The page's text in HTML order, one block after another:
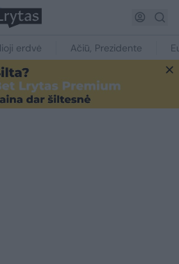
erdvė Ačiū, Prezidente